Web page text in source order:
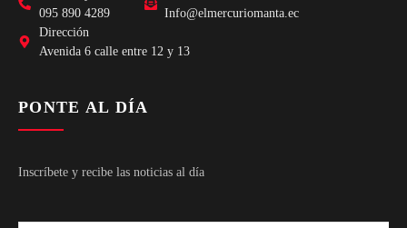
095 890 4289
Info@elmercuriomanta.ec
Dirección
Avenida 6 calle entre 12 y 13
PONTE AL DÍA
Inscríbete y recibe las noticias al día